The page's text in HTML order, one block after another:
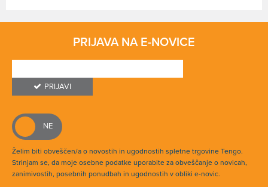
PRIJAVA NA E-NOVICE
PRIJAVI
Želim biti obveščen/a o novostih in ugodnostih spletne trgovine Tengo.
Strinjam se, da moje osebne podatke uporabite za obveščanje o novicah,
zanimivostih, posebnih ponudbah in ugodnostih v obliki e-novic.